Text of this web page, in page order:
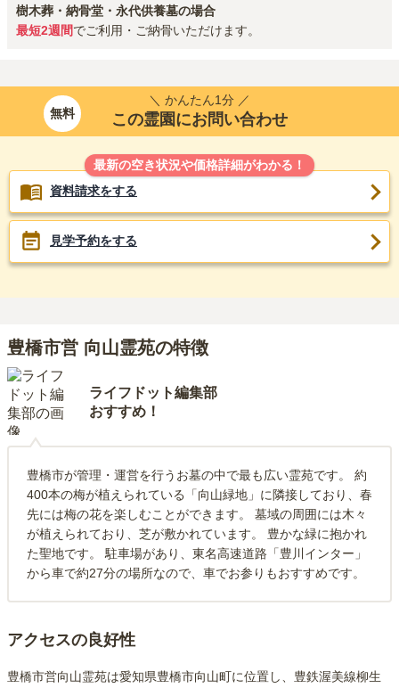
樹木葬・納骨堂・永代供養墓の場合
最短2週間でご利用・ご納骨いただけます。
無料
＼ かんたん1分 ／
この霊園にお問い合わせ
最新の空き状況や価格詳細がわかる！
資料請求をする
見学予約をする
豊橋市営 向山霊苑の特徴
ライフドット編集部
おすすめ！
豊橋市が管理・運営を行うお墓の中で最も広い霊苑です。 約
400本の梅が植えられている「向山緑地」に隣接しており、春
先には梅の花を楽しむことができます。 墓域の周囲には木々
が植えられており、芝が敷かれています。 豊かな緑に抱かれ
た聖地です。 駐車場があり、東名高速道路「豊川インター」
から車で約27分の場所なので、車でお参りもおすすめです。
アクセスの良好性
豊橋市営向山霊苑は愛知県豊橋市向山町に位置し、豊鉄渥美線柳生